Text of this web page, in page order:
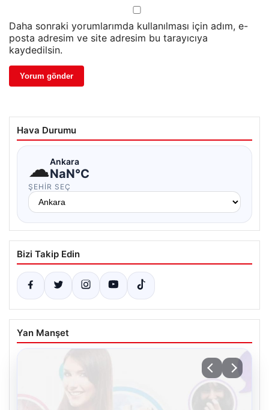
Daha sonraki yorumlarımda kullanılması için adım, e-
posta adresim ve site adresim bu tarayıcıya
kaydedilsin.
Hava Durumu
☁Ankara
NaN°C
ŞEHIR SEÇ
Bizi Takip Edin
Yan Manşet